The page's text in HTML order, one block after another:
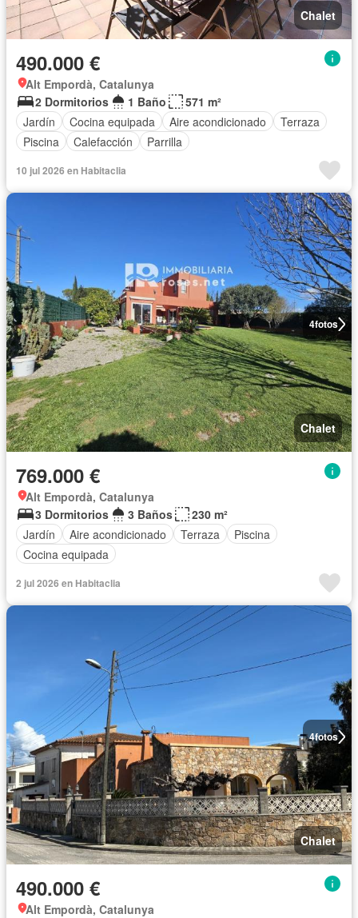
Chalet
490.000 €
Alt Empordà, Catalunya
2 Dormitorios
1 Baño
571 m²
Jardín
Cocina equipada Aire acondicionado
Terraza
Piscina
Calefacción Parrilla
10 jul 2026 en Habitaclia
4fotos
Chalet
769.000 €
Alt Empordà, Catalunya
3 Dormitorios
3 Baños
230 m²
Jardín
Aire acondicionado Terraza
Piscina
Cocina equipada
2 jul 2026 en Habitaclia
4fotos
Chalet
490.000 €
Alt Empordà, Catalunya